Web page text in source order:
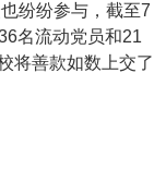
纷纷参与，截至7
名流动党员和21
将善款如数上交了